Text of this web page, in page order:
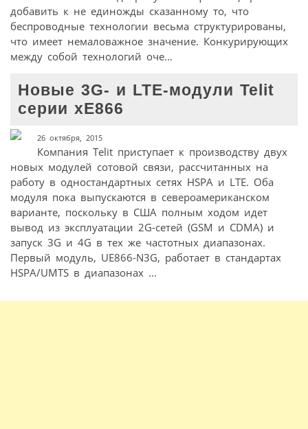
добавить к не единожды сказанному то, что
беспроводные технологии весьма структурированы,
что имеет немаловажное значение. Конкурирующих
между собой технологий оче...
Новые 3G- и LTE-модули Telit
серии xE866
26 октября, 2015
Компания Telit приступает к производству двух
новых модулей сотовой связи, рассчитанных на
работу в одностандартных сетях HSPA и LTE. Оба
модуля пока выпускаются в североамериканском
варианте, поскольку в США полным ходом идет
вывод из эксплуатации 2G-сетей (GSM и CDMA) и
запуск 3G и 4G в тех же частотных диапазонах.
Первый модуль, UE866-N3G, работает в стандартах
HSPA/UMTS в диапазонах ...